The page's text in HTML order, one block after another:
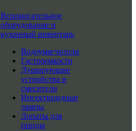
Вспомогательное
оборудование и
кухонный инвентарь
Водоумягчители
Гастроемкости
Душирующие
устройства и
смесители
Инсектицидные
лампы
Лопаты для
пиццы